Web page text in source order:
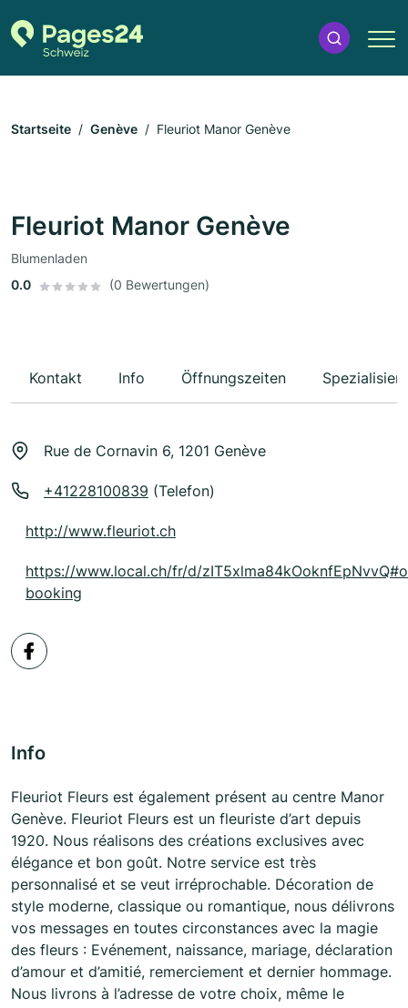
Startseite Genève Fleuriot Manor Genève
Fleuriot Manor Genève
Blumenladen
0.0
(0 Bewertungen)
Kontakt Info Öffnungszeiten
Rue de Cornavin 6, 1201 Genève
+41228100839 (Telefon)
http://www.fleuriot.ch
https://www.local.ch/fr/d/
booking
Info
Fleuriot Fleurs est également présent au centre Manor
Genève. Fleuriot Fleurs est un fleuriste d’art depuis
1920. Nous réalisons des créations exclusives avec
élégance et bon goût. Notre service est très
personnalisé et se veut irréprochable. Décoration de
style moderne, classique ou romantique, nous délivrons
vos messages en toutes circonstances avec la magie
des fleurs : Evénement, naissance, mariage, déclaration
d’amour et d’amitié, remerciement et dernier hommage.
Nous livrons à l’adresse de votre choix, même le